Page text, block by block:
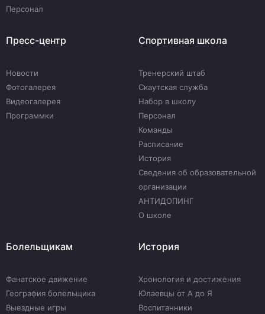
Персонал
Пресс-центр
Новости
Фотогалерея
Видеогалерея
Программки
Спортивная школа
Тренерский штаб
Скаутская служба
Набор в школу
Персонал
Команды
Расписание
История
Сведения об образовательной
организации
АНТИДОПИНГ
О школе
Болельщикам
Фанатское движение
География болельщика
Выездные игры
История
Хронология и достижения
Юлаевцы от А до Я
Воспитанники